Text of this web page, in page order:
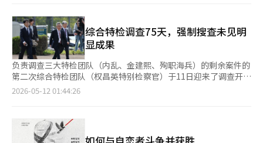
第14位，三星生物制药（第7位降至第11位）和新韩金融（第14位
降至第18位）也各下降了4位。 KOSDAQ市场同样发生了剧变。在
前20名中，有16个股票的排名发生了变化。表现最为突出的股票
是主成工程。该公司一个月前仅排第31位，凭借半导体设备的势
头，竟然上升了23位，跻身第8位。 代信证券研究员李京敏分析
称：“只要领先的每股收益（EPS）上升趋势不减，KOSPI的上涨
潜力依然充足。在半导体急剧上涨的过程中，健康管理、酒店休
闲、软件等被低估的股票的轮动策略将是有效的。”※ 本报道经
提高。当天，三星电子（包括优先股）、SK海力士和SK广场的市
值合计占KOSPI总市值的52%。 根据韩国交易所计算的34个KRX
指数中，最近上涨幅度最高的9个指数均包含三星电子和SK海力
士。半导体指数以22.98%的涨幅位居第一，第二是价值提升指
数，涨幅为22.16%。包含三星电子和SK海力士的指数平均涨幅达
到19.45%，而未包含这两只股票的其他指数平均涨幅仅为
0.27%。这表明，市场收益率的差异几乎完全取决于是否包含半导
体大型股。 在交易量方面，集中现象也十分明显。本月KOSPI的日
64.1%。相反，日均交易量从9.4718亿股下降至7.7396亿股，减少
了18.3%。虽然交易的股票数量减少，但资金集中在特定大型股
上，导致交易额大幅增加。 实际上，本月以来，三星电子和SK海
出异议。” 他进一步提到，市民对金知事被开除的反应认为不公
正时表示：“我认为有必要诚恳地进行解释。”同时强调：“与金
知事不同，当李元泽候选人的餐费报销疑惑的监察结果上报时，判
断没有发现问题。” 此外，韩院内代表提到在党内初选过程中因
反对而进行绝食斗争的安浩永议员，表示：“我认为我所认识的安
议员会为民主党的胜利而积极努力。” 对于有人提出此次全北知
事选举是亲明与亲青的斗争，韩院内代表明确表示：“在李在明政
府中，亲明与亲青并不存在，都是亲明。”※ 本报道经人工智能
综合特检调查75天，强制搜查未见明
显成果
负责调查三大特检团队（内乱、金建熙、殉职海兵）的剩余案件的
第二次综合特检团队（权昌英特别检察官）于11日迎来了调查开始
的第75天。随着最长150天的调查期限进入一半，强制搜查和参考
的调查，试图寻找突破口。 特检团队自2月25日成立以来，上周公
布了首次调查结果。特检团队对与12·3紧急戒严事件相关的内乱
2026-05-12 01:44:26
如何与自恋者斗争并获胜